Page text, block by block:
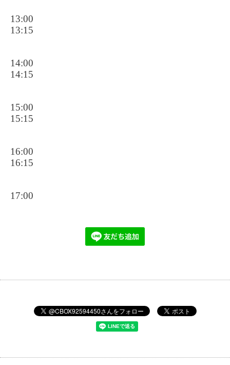
13:00
13:15
14:00
14:15
15:00
15:15
16:00
16:15
17:00